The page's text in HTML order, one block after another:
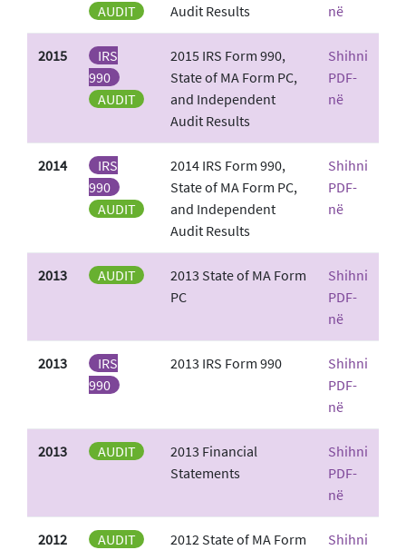
AUDIT
Audit Results
në
2015
IRS
990
AUDIT
2015 IRS Form 990,
State of MA Form PC,
and Independent
Audit Results
Shihni
PDF-
në
2014
IRS
990
AUDIT
2014 IRS Form 990,
State of MA Form PC,
and Independent
Audit Results
Shihni
PDF-
në
2013 AUDIT
2013 State of MA Form
PC
Shihni
PDF-
në
2013
IRS
990
2013 IRS Form 990
Shihni
PDF-
në
2013 AUDIT
2013 Financial
Statements
Shihni
PDF-
në
2012 AUDIT
2012 State of MA Form
Shihni